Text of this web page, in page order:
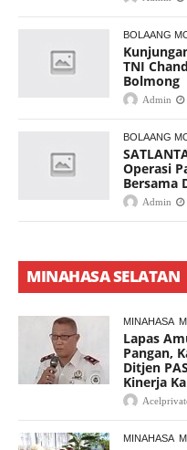
BOLAANG
TNI
Bolmong
Admin
BOLAANG
Operasi
Bersama
Admin
MINAHASA SELATAN
MINAHASA
Lapas
Pangan,
Ditjen
Kinerja
MINAHASA